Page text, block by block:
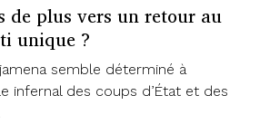
de plus vers un retour au
unique ?
semble déterminé à
infernal des coups d’État et des